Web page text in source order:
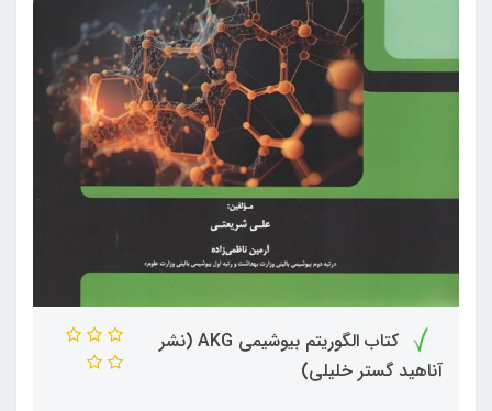
کتاب الگوریتم بیوشیمی AKG (نشر
آناهید گستر خلیلی)